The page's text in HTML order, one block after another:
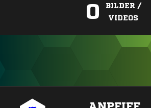
0
BILDER /
VIDEOS